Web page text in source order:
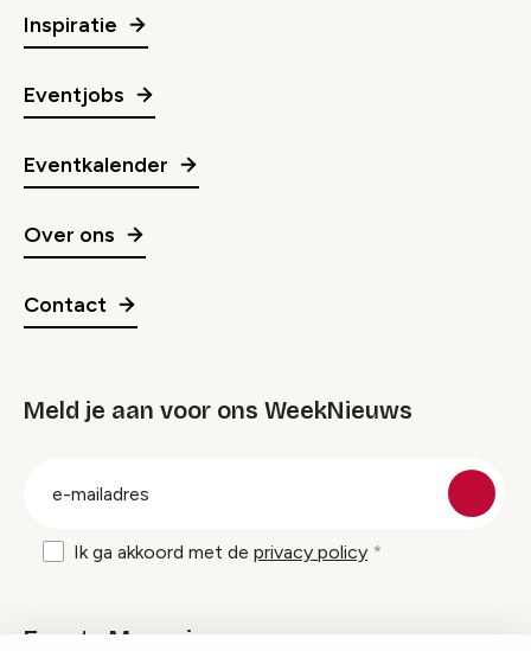
Inspiratie
Eventjobs
Eventkalender
Over ons
Contact
Meld je aan voor ons WeekNieuws
Ik ga akkoord met de privacy policy
Events Magazine